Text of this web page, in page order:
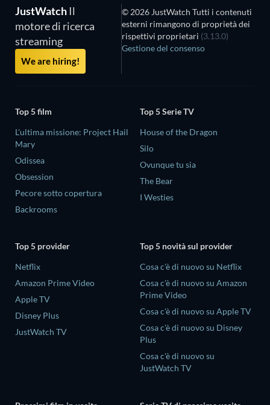
JustWatch Il
motore di ricerca
streaming
We are hiring!
© 2026 JustWatch Tutti i contenuti
esterni rimangono di proprietà dei
rispettivi proprietari (3.13.0)
Gestione del consenso
Top 5 film
L'ultima missione: Project Hail
Mary
Odissea
Obsession
Pecore sotto copertura
Backrooms
Top 5 Serie TV
House of the Dragon
Silo
Ovunque tu sia
The Bear
I Westies
Top 5 provider
Netflix
Amazon Prime Video
Apple TV
Disney Plus
JustWatch TV
Top 5 novità sul provider
Cosa c'è di nuovo su Netflix
Cosa c'è di nuovo su Amazon
Prime Video
Cosa c'è di nuovo su Apple TV
Cosa c'è di nuovo su Disney
Plus
Cosa c'è di nuovo su
JustWatch TV